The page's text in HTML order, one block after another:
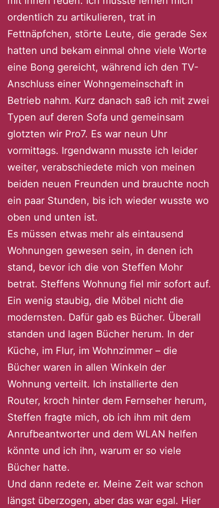
ordentlich zu artikulieren, trat in
Fettnäpfchen, störte Leute, die gerade Sex
hatten und bekam einmal ohne viele Worte
eine Bong gereicht, während ich den TV-
Anschluss einer Wohngemeinschaft in
Betrieb nahm. Kurz danach saß ich mit zwei
Typen auf deren Sofa und gemeinsam
glotzten wir Pro7. Es war neun Uhr
vormittags. Irgendwann musste ich leider
weiter, verabschiedete mich von meinen
beiden neuen Freunden und brauchte noch
ein paar Stunden, bis ich wieder wusste wo
oben und unten ist.
Es müssen etwas mehr als eintausend
Wohnungen gewesen sein, in denen ich
stand, bevor ich die von Steffen Mohr
betrat. Steffens Wohnung fiel mir sofort auf.
Ein wenig staubig, die Möbel nicht die
modernsten. Dafür gab es Bücher. Überall
standen und lagen Bücher herum. In der
Küche, im Flur, im Wohnzimmer – die
Bücher waren in allen Winkeln der
Wohnung verteilt. Ich installierte den
Router, kroch hinter dem Fernseher herum,
Steffen fragte mich, ob ich ihm mit dem
Anrufbeantworter und dem WLAN helfen
könnte und ich ihn, warum er so viele
Bücher hatte.
Und dann redete er. Meine Zeit war schon
längst überzogen, aber das war egal. Hier